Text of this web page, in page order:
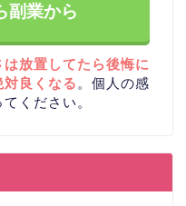
副業から
は放置してたら後悔に
良くなる 。個人の感
ください。